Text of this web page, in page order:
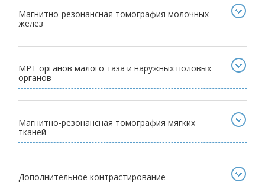
Магнитно-резонансная томография молочных
желез
МРТ органов малого таза и наружных половых
органов
Магнитно-резонансная томография мягких
тканей
Дополнительное контрастирование